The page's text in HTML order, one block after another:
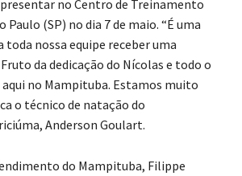
no Centro de Treinamento
Paulo (SP) no dia 7 de maio. “É uma
toda nossa equipe receber uma
da dedicação do Nícolas e todo o
no Mampituba. Estamos muito
o técnico de natação do
Anderson Goulart.
do Mampituba, Filippe